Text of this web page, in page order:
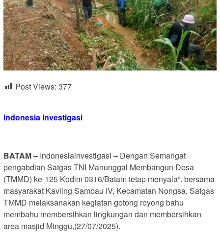
Post Views: 377
Indonesia Investigasi
BATAM – Indonesiainvestigasi – Dengan Semangat
pengabdian Satgas TNI Manunggal Membangun Desa
(TMMD) ke-125 Kodim 0316/Batam tetap menyala”. bersama
masyarakat Kavling Sambau IV, Kecamatan Nongsa, Satgas
TMMD melaksanakan kegiatan gotong royong bahu
membahu membersihkan lingkungan dan membersihkan
area masjid Minggu,(27/07/2025).